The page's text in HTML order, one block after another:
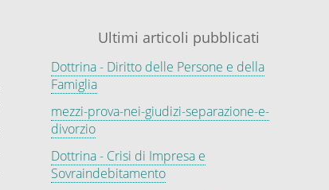
Ultimi articoli pubblicati
Dottrina - Diritto delle Persone e della
Famiglia
mezzi-prova-nei-giudizi-separazione-e-
divorzio
Dottrina - Crisi di Impresa e
Sovraindebitamento